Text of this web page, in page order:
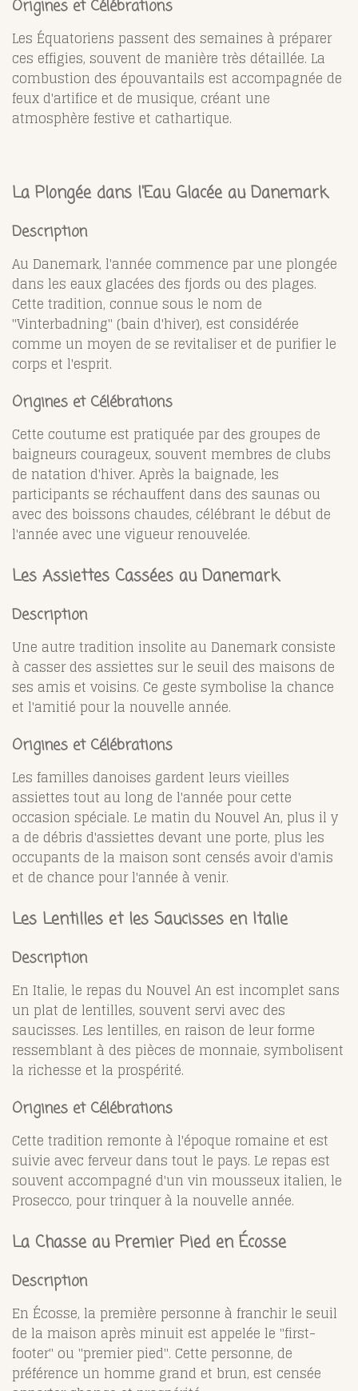
Origines et Célébrations
Les Équatoriens passent des semaines à préparer
ces effigies, souvent de manière très détaillée. La
combustion des épouvantails est accompagnée de
feux d'artifice et de musique, créant une
atmosphère festive et cathartique.
La Plongée dans l'Eau Glacée au Danemark
Description
Au Danemark, l'année commence par une plongée
dans les eaux glacées des fjords ou des plages.
Cette tradition, connue sous le nom de
"Vinterbadning" (bain d'hiver), est considérée
comme un moyen de se revitaliser et de purifier le
corps et l'esprit.
Origines et Célébrations
Cette coutume est pratiquée par des groupes de
baigneurs courageux, souvent membres de clubs
de natation d'hiver. Après la baignade, les
participants se réchauffent dans des saunas ou
avec des boissons chaudes, célébrant le début de
l'année avec une vigueur renouvelée.
Les Assiettes Cassées au Danemark
Description
Une autre tradition insolite au Danemark consiste
à casser des assiettes sur le seuil des maisons de
ses amis et voisins. Ce geste symbolise la chance
et l'amitié pour la nouvelle année.
Origines et Célébrations
Les familles danoises gardent leurs vieilles
assiettes tout au long de l'année pour cette
occasion spéciale. Le matin du Nouvel An, plus il y
a de débris d'assiettes devant une porte, plus les
occupants de la maison sont censés avoir d'amis
et de chance pour l'année à venir.
Les Lentilles et les Saucisses en Italie
Description
En Italie, le repas du Nouvel An est incomplet sans
un plat de lentilles, souvent servi avec des
saucisses. Les lentilles, en raison de leur forme
ressemblant à des pièces de monnaie, symbolisent
la richesse et la prospérité.
Origines et Célébrations
Cette tradition remonte à l'époque romaine et est
suivie avec ferveur dans tout le pays. Le repas est
souvent accompagné d'un vin mousseux italien, le
Prosecco, pour trinquer à la nouvelle année.
La Chasse au Premier Pied en Écosse
Description
En Écosse, la première personne à franchir le seuil
de la maison après minuit est appelée le "first-
footer" ou "premier pied". Cette personne, de
préférence un homme grand et brun, est censée